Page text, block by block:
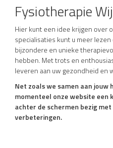
Fysiotherapie
Hier kunt een idee krijgen over
specialisaties kunt u meer
bijzondere en unieke
hebben. Met trots en
leveren aan uw gezondheid en
Net zoals we samen aan jouw
momenteel onze website een
achter de schermen bezig
verbeteringen.